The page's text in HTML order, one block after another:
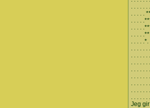
. . . . .
. . . . .
. . . .
. . . .
. . . .
. . . .
. . . . . .
. . . . . .
. . . . . .
. . . . . .
. . . . .
. . . . . .
. . . . . .
. . . . . .
Jeg